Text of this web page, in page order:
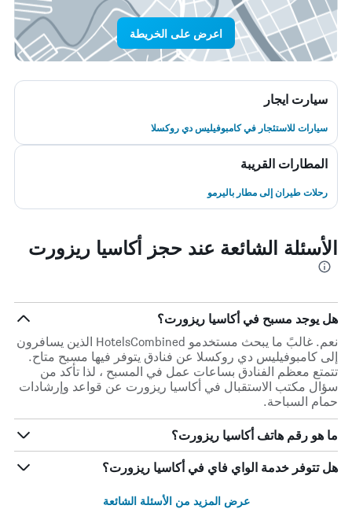
اعرض على الخريطة
سيارت ايجار
سيارات للاستئجار في كامبوفيليس دي روكسلا
المطارات القريبة
رحلات طيران إلى مطار باليرمو
الأسئلة الشائعة عند حجز أكاسيا ريزورت
هل يوجد مسبح في أكاسيا ريزورت؟
نعم. غالبً ما يبحث مستخدمو HotelsCombined الذين يسافرون
إلى كامبوفيليس دي روكسلا عن فنادق يتوفر فيها مسبح متاح.
تتمتع معظم الفنادق بساعات عمل في المسبح ، لذا تأكد من
سؤال مكتب الاستقبال في أكاسيا ريزورت عن قواعد وإرشادات
حمام السباحة.
ما هو رقم هاتف أكاسيا ريزورت؟
هل تتوفر خدمة الواي فاي في أكاسيا ريزورت؟
عرض المزيد من الأسئلة الشائعة